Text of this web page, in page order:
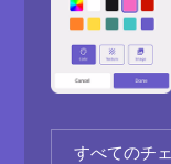
すべてのチ